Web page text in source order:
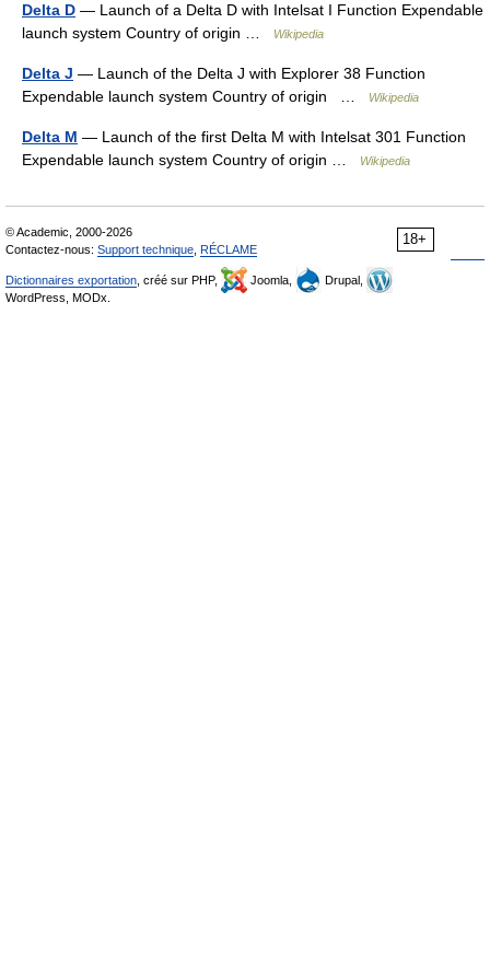
Delta D — Launch of a Delta D with Intelsat I Function Expendable
launch system Country of origin …
Wikipedia
Delta J — Launch of the Delta J with Explorer 38 Function
Expendable launch system Country of origin …
Wikipedia
Delta M — Launch of the first Delta M with Intelsat 301 Function
Expendable launch system Country of origin …
Wikipedia
18+
© Academic, 2000-2026
Contactez-nous: Support technique RÉCLAME
Dictionnaires exportation , créé sur PHP, Joomla,
Drupal,
WordPress, MODx.